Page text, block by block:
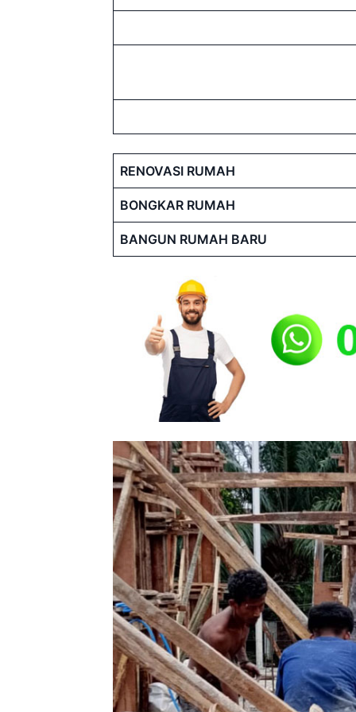
RENOVASI RUMAH
BONGKAR RUMAH
BANGUN RUMAH BARU